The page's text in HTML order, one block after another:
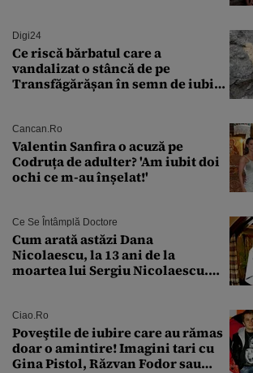
Digi24
Ce riscă bărbatul care a
vandalizat o stâncă de pe
Transfăgărășan în semn de iubire
Cancan.ro
Valentin Sanfira o acuză pe
Codruța de adulter? 'Am iubit doi
ochi ce m-au înșelat!'
Ce Se Întâmplă Doctore
Cum arată astăzi Dana
Nicolaescu, la 13 ani de la
moartea lui Sergiu Nicolaescu.
Ciao.ro
Poveştile de iubire care au rămas
doar o amintire! Imagini tari cu
Gina Pistol, Răzvan Fodor sau